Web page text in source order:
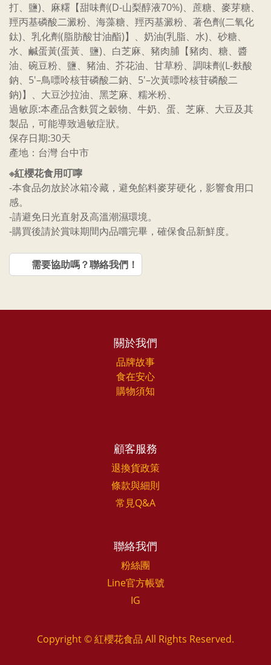
打、鹽)、麻糬【甜味劑(D-山梨醇液70%)、蔗糖、麥芽糖、
羥丙基磷酸二澱粉、海藻糖、羥丙基澱粉、著色劑(二氧化
鈦)、乳化劑(脂肪酸甘油酯)】、奶油(乳脂、水)、砂糖、
水、鹹蛋黃(蛋黃、鹽)、白芝麻、豬肉脯【豬肉、糖、醬
油、碗豆粉、鹽、豬油、芥花油、甘草粉、調味劑(L-麩酸
鈉、5'–鳥嘌呤核苷磷酸二鈉、5'–次黃嘌呤核苷磷酸二
鈉)】、大豆沙拉油、黑芝麻、糯米粉、
過敏原:本產品含麩質之穀物、牛奶、蛋、芝麻、大豆及其
製品，可能導致過敏症狀。
保存日期:30天
產地：台灣 台中市
※紅櫻花食用叮嚀
-本食品勿放於冰箱冷藏，避免餡料麥芽硬化，影響食用口
感。
-請避免日光直射及高溫潮濕環境。
-購買後請於賞味期間內品嚐完畢，確保食品新鮮度。
需要協助嗎？聯絡我們！
關於我們
品牌故事
食在安心
購物須知
顧客服務
退換貨政策
條款與細則
常見Q&A
聯絡我們
粉絲團
Line官方帳號
IG
Copyright © 紅櫻花食品 All Rights Reserved.